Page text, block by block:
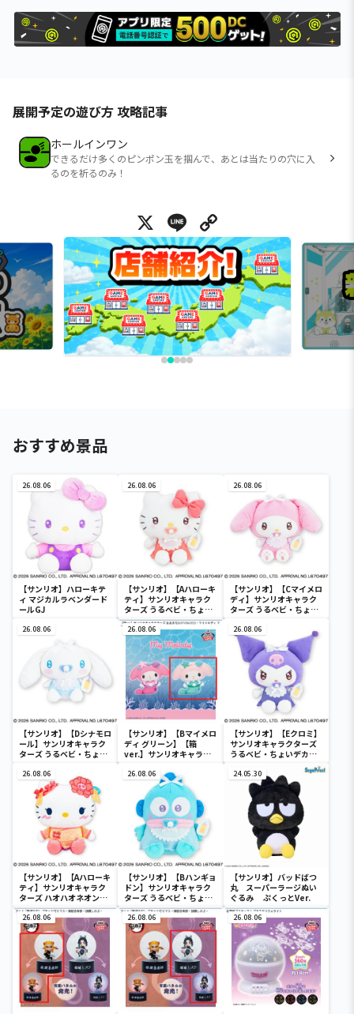
展開予定の遊び方 攻略記事
ホールインワン
できるだけ多くのピンポン玉を掴んで、あとは当たりの穴に入
るのを祈るのみ！
X Line
おすすめ景品
26.08.06
【サンリオ】ハローキテ
ィ マジカルラベンダード
ールGJ
26.08.06
【サンリオ】【Aハローキ
ティ】サンリオキャラク
ターズ うるベビ・ちょい
デカドール
26.08.06
【サンリオ】【Cマイメロ
ディ】サンリオキャラク
ターズ うるベビ・ちょい
26.08.06
【サンリオ】【Dシナモロ
ール】サンリオキャラク
ターズ うるベビ・ちょい
26.08.06
【サンリオ】【Bマイメロ
ディ グリーン】【箱
ver.】サンリオキャラク
SOFVIMATES～マイメロ
ディ マーメイドver. ～
26.08.06
【サンリオ】【Eクロミ】
サンリオキャラクターズ
うるベビ・ちょいデカド
26.08.06
【サンリオ】【Aハローキ
ティ】サンリオキャラク
ターズ ハオハオネオンタ
ウンドールBIGタイプ1
26.08.06
【サンリオ】【Bハンギョ
ドン】サンリオキャラク
ターズ うるベビ・ちょい
デカドール
24.05.30
【サンリオ】バッドばつ
丸 スーパーラージぬい
ぐるみ ぷくっとVer.
26.08.06 26.08.06 26.08.06